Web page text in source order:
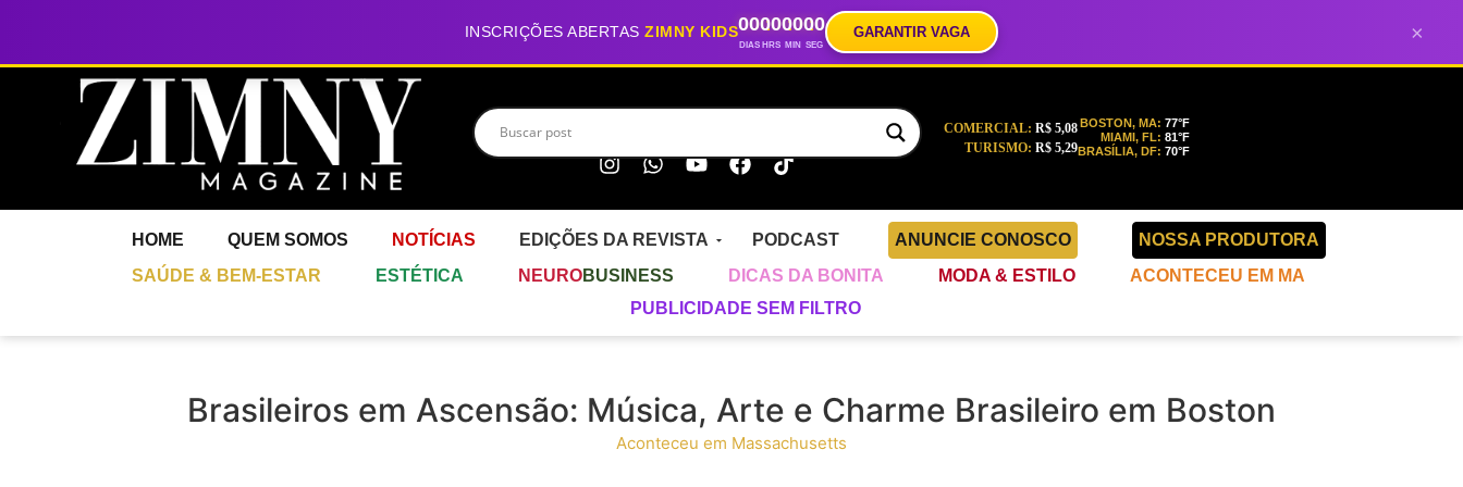
INSCRIÇÕES ABERTASZIMNY KIDS00
DIAS
00
HRS
00
MIN
00
SEG
GARANTIR VAGA ×
COMERCIAL: R$ 5,08
TURISMO: R$ 5,29
BOSTON, MA: 77°F
MIAMI, FL: 81°F
BRASÍLIA, DF: 70°F
HOME QUEM SOMOS NOTÍCIAS EDIÇÕES DA REVISTA PODCAST ANUNCIE CONOSCO
NOSSA PRODUTORA
SAÚDE & BEM-ESTAR
ESTÉTICA NEUROBUSINESS DICAS DA BONITA MODA & ESTILO
ACONTECEU EM MA
PUBLICIDADE SEM FILTRO
Brasileiros em Ascensão: Música, Arte e Charme Brasileiro em Boston
Aconteceu em Massachusetts